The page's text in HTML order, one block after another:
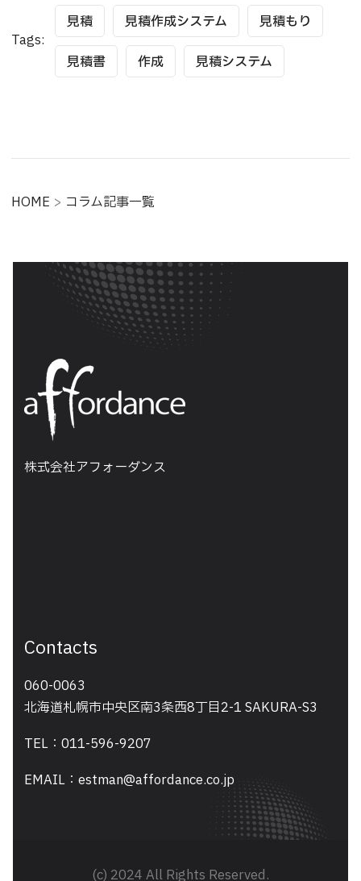
Tags:
見積 見積作成システム 見積もり
見積書 作成 見積システム
HOME > コラム記事一覧
株式会社アフォーダンス
Contacts
060-0063
北海道札幌市中央区南3条西8丁目2-1 SAKURA-S3
TEL：011-596-9207
EMAIL：estman@affordance.co.jp
(c) 2024 All Rights Reserved.